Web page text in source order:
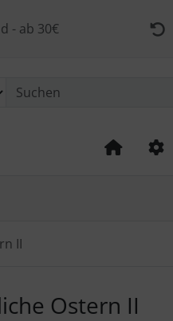
- ab 30€
II
Ostern II